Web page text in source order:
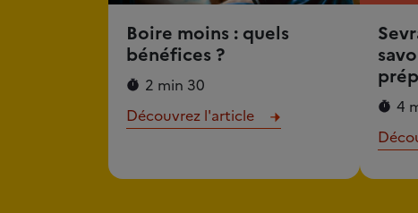
Boire moins : quels
bénéfices ?
2 min 30
Découvrez l'article
4